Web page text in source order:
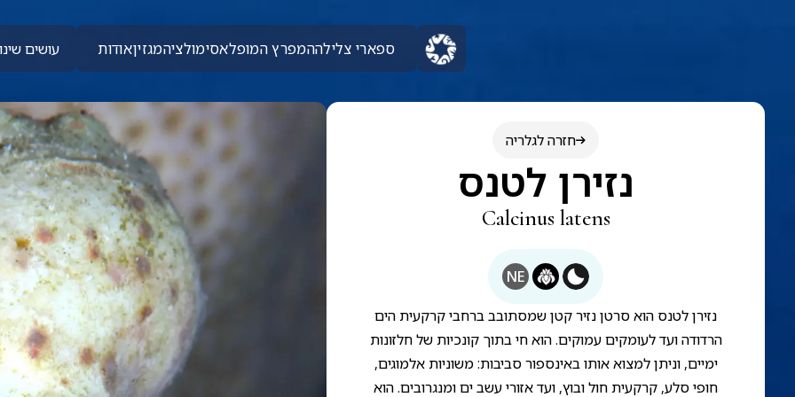
ספארי צלילההמפרץ המופלאסימולציהמגזיןאודות עושים
חזרה לגלריה
נזירן לטנס
Calcinus latens
NE
נזירן לטנס הוא סרטן נזיר קטן שמסתובב ברחבי קרקעית הים
הרדודה ועד לעומקים עמוקים. הוא חי בתוך קונכיות של חלזונות
ימיים, וניתן למצוא אותו באינספור סביבות: משוניות אלמוגים,
חופי סלע, קרקעית חול ובוץ, ועד אזורי עשב ים ומנגרובים. הוא